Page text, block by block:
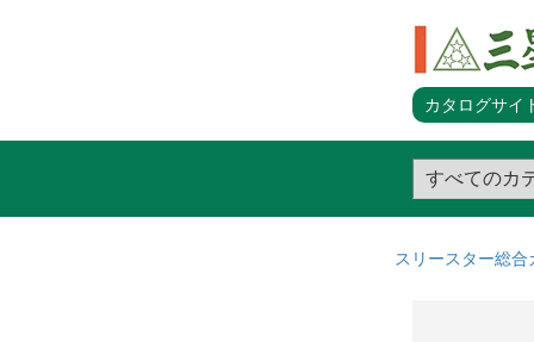
カタログサイ
スリースター総合